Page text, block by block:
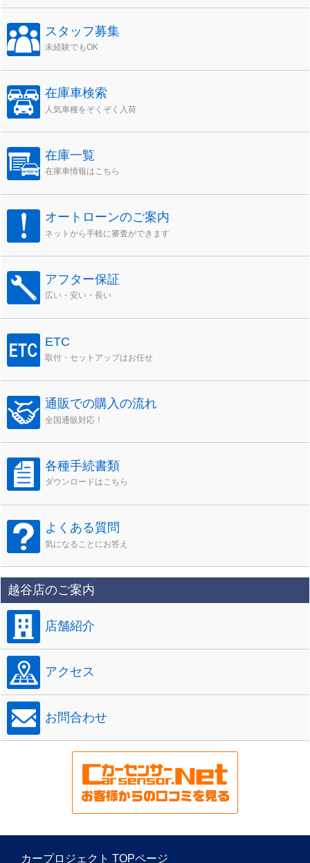
スタッフ募集
未経験でもOK
在庫車検索
人気車種をぞくぞく入荷
在庫一覧
在庫車情報はこちら
オートローンのご案内
ネットから手軽に審査ができます
アフター保証
広い・安い・長い
ETC
取付・セットアップはお任せ
通販での購入の流れ
全国通販対応！
各種手続書類
ダウンロードはこちら
よくある質問
気になることにお答え
越谷店のご案内
店舗紹介
アクセス
お問合わせ
カープロジェクト TOPページ